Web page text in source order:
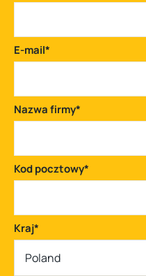
E-mail*
Nazwa firmy*
Kod pocztowy*
Kraj*
Poland